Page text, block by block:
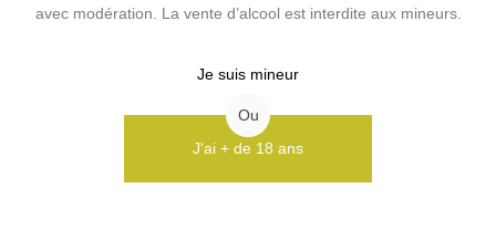
28,20
Bio
avec modération. La vente d’alcool est interdite aux mineurs.
Je suis mineur
Ou
J'ai + de 18 ans